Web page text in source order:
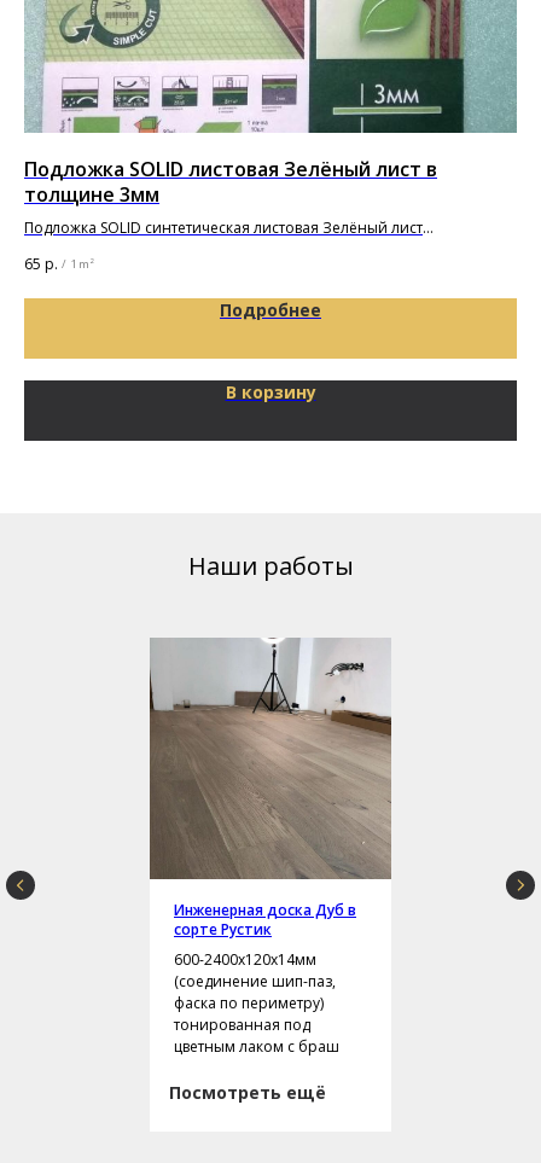
Подложка SOLID листовая Зелёный лист в
толщине 3мм
Подложка SOLID синтетическая листовая Зелёный лист
65 р. / 1 m²
Подробнее
В корзину
Наши работы
Инженерная доска Дуб в
сорте Рустик
600-2400х120х14мм
(соединение шип-паз,
фаска по периметру)
тонированная под
цветным лаком с браш
Посмотреть ещё